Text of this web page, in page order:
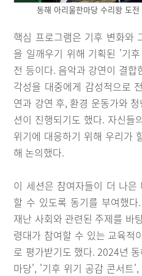
동해 아리울한마당 수리왕 도
핵심 프로그램은 기후 변화와
을 일깨우기 위해 기획된 '기
전 등이다. 음악과 강연이 결
각성을 대중에게 감성적으로
연과 강연 후, 환경 운동가와
션이 진행되기도 했다. 자신들
위기에 대응하기 위해 우리가
해 논의했다.
이 세션은 참여자들이 더 나
할 수 있도록 동기를 부여했
재난 사회와 관련된 주제를 바
령대가 참여할 수 있는 교육적
로 평가받기도 했다. 2024년
마당', '기후 위기 공감 콘서트